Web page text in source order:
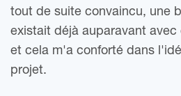
tout de suite convaincu, une
existait déjà auparavant
et cela m'a conforté dans
projet.